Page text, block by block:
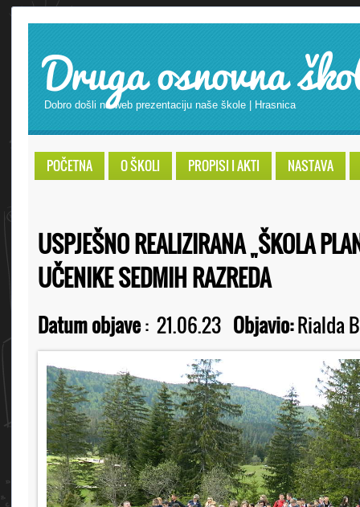
Druga osnovna
Dobro došli na web prezentaciju naše škole | Hrasnica
POČETNA O ŠKOLI PROPISI I AKTI NASTAVA
USPJEŠNO REALIZIRANA „ŠKOLA
UČENIKE SEDMIH RAZREDA
Datum objave: 21.06.23 Objavio:Rialda